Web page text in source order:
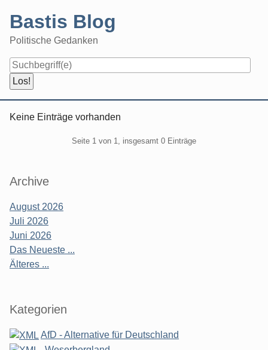
content
Bastis Blog
Politische Gedanken
Keine Einträge vorhanden
Seite 1 von 1, insgesamt 0 Einträge
Seitenleiste
Archive
August 2026
Juli 2026
Juni 2026
Das Neueste ...
Älteres ...
Kategorien
AfD - Alternative für Deutschland